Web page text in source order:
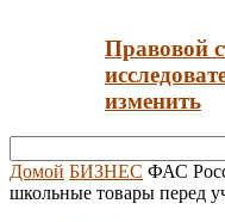
Правовой
изменить
Домой БИЗНЕС ФАС
школьные товары перед